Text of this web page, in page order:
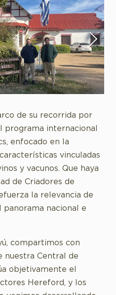
de su recorrida por
programa internacional
enfocado en la
vinculadas
y vacunos. Que haya
de Criadores de
la relevancia de
nacional e
compartimos con
nuestra Central de
objetivamente el
Hereford, y los